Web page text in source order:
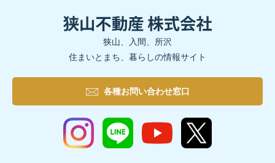
狭山、入間、所沢
住まいとまち、暮らしの情報サイト
各種お問い合わせ窓口